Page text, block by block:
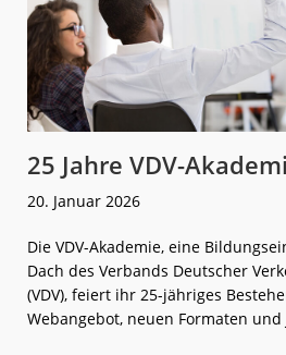
25 Jahre VDV-
20. Januar 2026
Die VDV-Akademie, eine
Dach des Verbands Deutscher
(VDV), feiert ihr 25-jähriges
Webangebot, neuen Formaten